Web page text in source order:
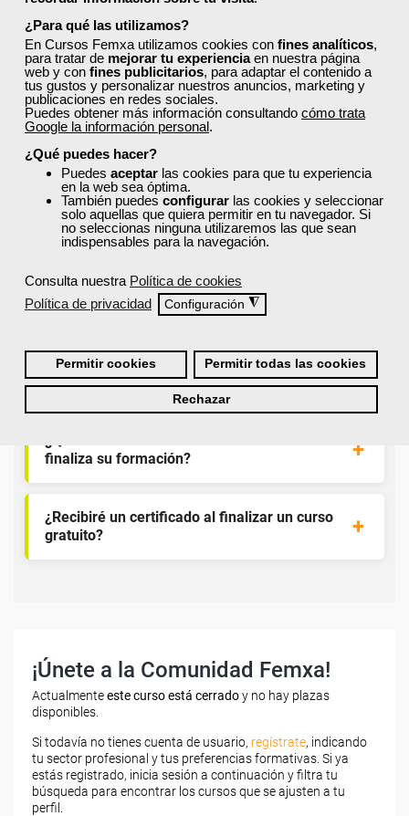
¿Para qué las utilizamos?
En Cursos Femxa utilizamos cookies con fines analíticos,
para tratar de mejorar tu experienciaen nuestra página
web y con fines publicitarios, para adaptar el contenido a
tus gustos y personalizar nuestros anuncios, marketing y
publicaciones en redes sociales.
Puedes obtener más información consultando cómo trata
Google la información personal.
¿Qué puedes hacer?
Puedes aceptar las cookies para que tu experiencia
en la web sea óptima.
También puedes configurar las cookies y seleccionar
solo aquellas que quiera permitir en tu navegador. Si
no seleccionas ninguna utilizaremos las que sean
indispensables para la navegación.
Consulta nuestra Política de cookies
Política de privacidad
Configuración ◮
Permitir cookies Permitir todas las cookies
Rechazar
Resolvemos las dudas más habituales sobre nuestra
formación, metodología, equipo docente y ventajas
para el alumnado.
¿Qué nos hace diferentes de la
competencia?
¿Por qué solicitar plaza en Femxa cuando se
puede hacer directamente desde el SEPE?
¿Son los docentes un aspecto diferencial de
los cursos de Femxa?
¿Los cursos de Femxa son prácticos y tienen
temario actualizado?
finaliza su formación?
¿Recibiré un certificado al finalizar un curso
gratuito?
¡Únete a la Comunidad Femxa!
Actualmenteeste curso está cerradoy no hay plazas
disponibles.
Si todavía no tienes cuenta de usuario, regístrate, indicando
tu sector profesional y tus preferencias formativas. Si ya
estás registrado, inicia sesión a continuación y filtra tu
búsqueda para encontrar los cursos que se ajusten a tu
perfil.